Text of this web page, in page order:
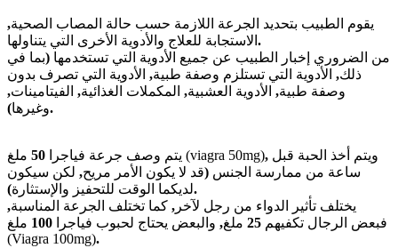
يقوم الطبيب بتحديد الجرعة اللازمة حسب حالة المصاب الصحية,
الاستجابة للعلاج والأدوية الأخرى التي يتناولها .
من الضروري إخبار الطبيب عن جميع الأدوية التي تستخدمها (بما في
ذلك, الأدوية التي تستلزم وصفة طبية, الأدوية التي تصرف بدون
وصفة طبية, الأدوية العشبية, المكملات الغذائية, الفيتامينات,
وغيرها).
يتم وصف جرعة فياجرا 50 ملغ (viagra 50mg),
ساعة من ممارسة الجنس (قد لا يكون الأمر مريح, لكن سيكون
لديكما الوقت للتحفيز والإستثارة).
يختلف تأثير الدواء من رجل لآخر , كما تختلف الجرعة المناسبة,
فبعض الرجال تكفيهم 25 ملغ, والبعض يحتاج لحبوب فياجرا 100 ملغ
(Viagra 100mg).